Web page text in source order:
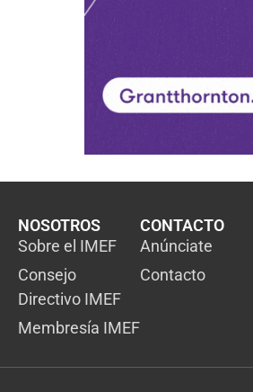
NOSOTROS
Sobre el IMEF
Consejo
Directivo IMEF
Membresía IMEF
CONTACTO
Anúnciate
Contacto